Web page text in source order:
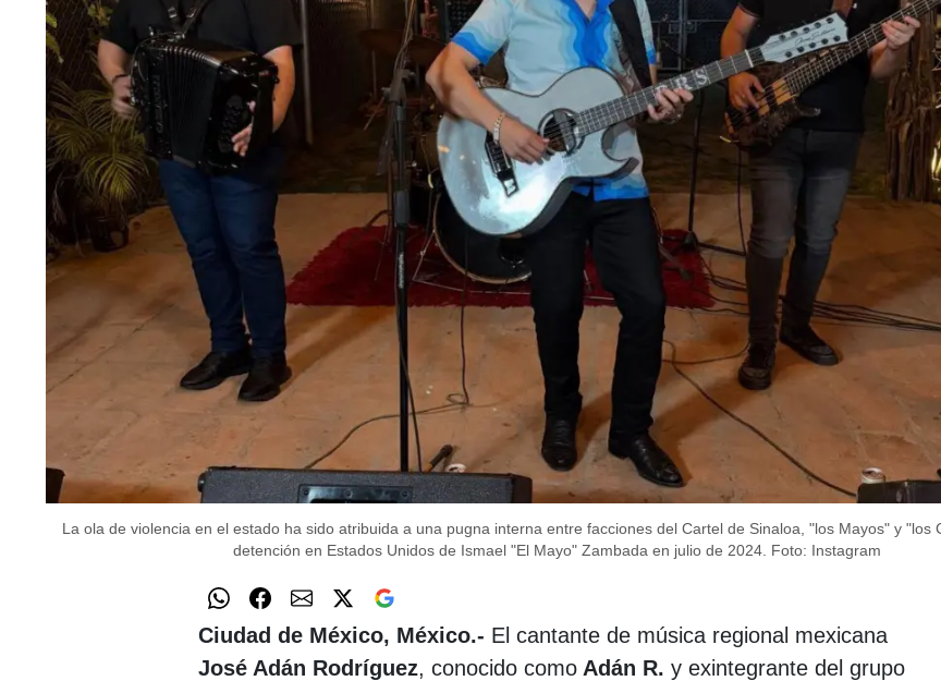
La ola de violencia en el estado ha sido atribuida a una pugna interna entre facciones del Cartel de Sinaloa, "los Mayos" y "los
detención en Estados Unidos de Ismael "El Mayo" Zambada en julio de 2024. Foto: Instagram
Ciudad de México, México.- El cantante de música regional mexicana
José Adán Rodríguez, conocido comoAdán R. y exintegrante del grupo